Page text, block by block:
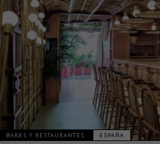
BARES Y RESTAURANTES ESPAÑA